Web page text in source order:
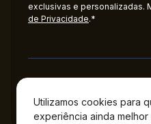
Utilizamos cookies para
experiência ainda melhor
exclusivas e personalizadas.
de Privacidade.*
Administração